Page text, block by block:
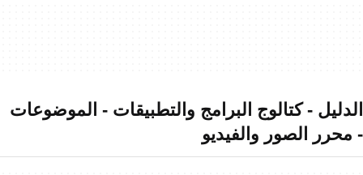
الدليل - كتالوج البرامج والتطبيقات - الموضوعات
- محرر الصور والفيديو